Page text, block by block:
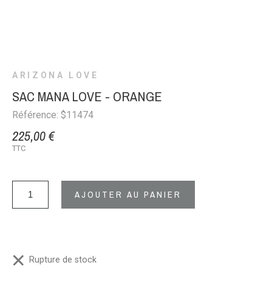
ARIZONA LOVE
SAC MANA LOVE - ORANGE
Référence: $11474
225,00 €
TTC
AJOUTER AU PANIER
Rupture de stock